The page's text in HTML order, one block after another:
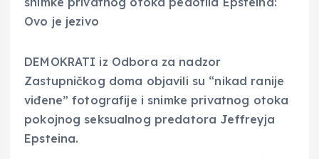
DEMOKRATI iz Odbora za nadzor
Zastupničkog doma objavili su “nikad ranije
viđene” fotografije i snimke privatnog otoka
pokojnog seksualnog predatora Jeffreyja
Epsteina.